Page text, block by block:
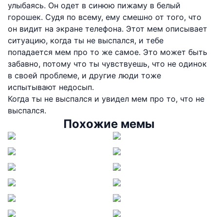
улыбаясь. Он одет в синюю пижаму в белый
горошек. Судя по всему, ему смешно от того, что
он видит на экране телефона. Этот мем описывает
ситуацию, когда ты не выспался, и тебе
попадается мем про то же самое. Это может быть
забавно, потому что ты чувствуешь, что не одинок
в своей проблеме, и другие люди тоже
испытывают недосып.
Когда ты не выспался и увидел мем про то, что не
выспался.
Похожие мемы